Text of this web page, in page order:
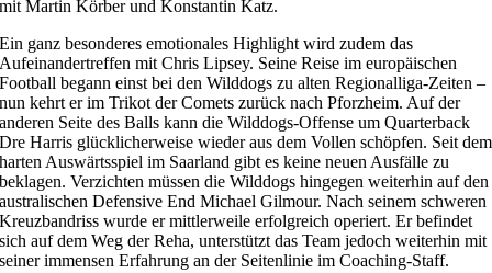
mit Martin Körber und Konstantin Katz.
Ein ganz besonderes emotionales Highlight wird zudem das
Aufeinandertreffen mit Chris Lipsey. Seine Reise im europäischen
Football begann einst bei den Wilddogs zu alten Regionalliga-Zeiten –
nun kehrt er im Trikot der Comets zurück nach Pforzheim. Auf der
anderen Seite des Balls kann die Wilddogs-Offense um Quarterback
Dre Harris glücklicherweise wieder aus dem Vollen schöpfen. Seit dem
harten Auswärtsspiel im Saarland gibt es keine neuen Ausfälle zu
beklagen. Verzichten müssen die Wilddogs hingegen weiterhin auf den
australischen Defensive End Michael Gilmour. Nach seinem schweren
Kreuzbandriss wurde er mittlerweile erfolgreich operiert. Er befindet
sich auf dem Weg der Reha, unterstützt das Team jedoch weiterhin mit
seiner immensen Erfahrung an der Seitenlinie im Coaching-Staff.